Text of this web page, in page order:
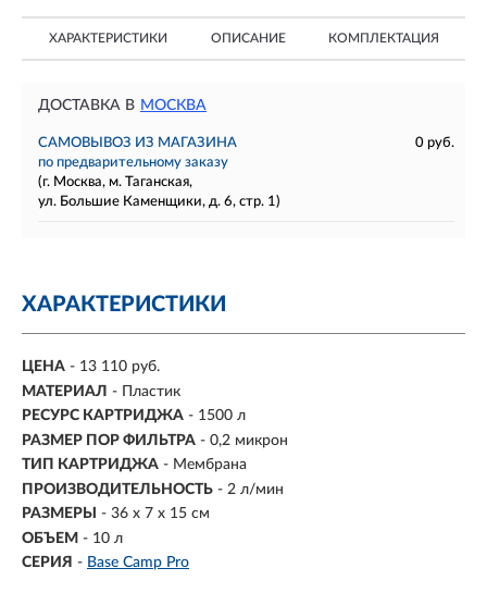
ХАРАКТЕРИСТИКИ ОПИСАНИЕ КОМПЛЕКТАЦИЯ
ДОСТАВКА В МОСКВА
САМОВЫВОЗ ИЗ МАГАЗИНА
0 руб.
по предварительному заказу
(г. Москва, м. Таганская,
ул. Большие Каменщики, д. 6, стр. 1)
ХАРАКТЕРИСТИКИ
ЦЕНА - 13 110 руб.
МАТЕРИАЛ - Пластик
РЕСУРС КАРТРИДЖА - 1500 л
РАЗМЕР ПОР ФИЛЬТРА - 0,2 микрон
ТИП КАРТРИДЖА - Мембрана
ПРОИЗВОДИТЕЛЬНОСТЬ - 2 л/мин
РАЗМЕРЫ
- 36 х 7 х 15 см
ОБЪЕМ - 10 л
СЕРИЯ - Base Camp Pro